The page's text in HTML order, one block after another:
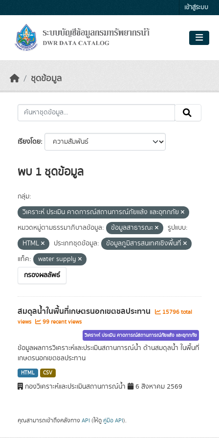
เข้าสู่ระบบ
ชุดข้อมูล
เรียงโดย
พบ 1 ชุดข้อมูล
กลุ่ม:
วิเคราะห์ ประเมิน คาดการณ์สถานการณ์ภัยแล้ง และอุทกภัย
หมวดหมู่ตามธรรมาภิบาลข้อมูล:
ข้อมูลสาธารณะ
รูปแบบ:
HTML
ประเภทชุดข้อมูล:
ข้อมูลภูมิสารสนเทศเชิงพื้นที่
แท็ค:
water supply
กรองผลลัพธ์
สมดุลน้ำในพื้นที่เกษตรนอกเขตชลประทาน
15796 total
views
99 recent views
วิเคราะห์ ประเมิน คาดการณ์สถานการณ์ภัยแล้ง และอุทกภัย
ข้อมูลผลการวิเคราะห์และประเมินสถานการณ์น้ำ ด้านสมดุลน้ำ ในพื้นที่
เกษตรนอกเขตชลประทาน
HTML CSV
กองวิเคราะห์และประเมินสถานการณ์น้ำ 6 สิงหาคม 2569
คุณสามารถเข้าถึงคลังทาง API (ให้ดู คู่มือ API).